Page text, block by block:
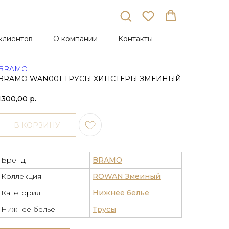
О компании Контакты
WAN001 ТРУСЫ ХИПСТЕРЫ ЗМЕИНЫЙ
р.
В КОРЗИНУ
Бренд
BRAMO
Коллекция
ROWAN Змеиный
Категория
Нижнее белье
Нижнее белье
Трусы